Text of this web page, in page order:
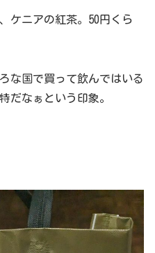
ケニアの紅茶。50円くら
な国で買って飲んではいる
だなぁという印象。